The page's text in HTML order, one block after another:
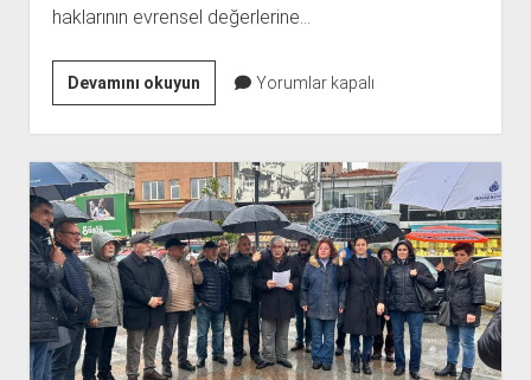
haklarının evrensel değerlerine…
Devamını okuyunKÖMÜR’DEN
İNSAN
HAKLARI
MESAJI
Yorumlar kapalı